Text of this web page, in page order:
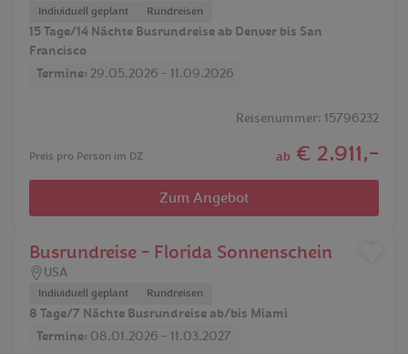
Individuell geplant Rundreisen
15 Tage/14 Nächte Busrundreise ab Denver bis San
Francisco
Termine: 29.05.2026 - 11.09.2026
Reisenummer: 15796232
Preis pro Person im DZ ab € 2.911,-
Zum Angebot
Busrundreise - Florida Sonnenschein
USA
Individuell geplant Rundreisen
8 Tage/7 Nächte Busrundreise ab/bis Miami
Termine: 08.01.2026 - 11.03.2027